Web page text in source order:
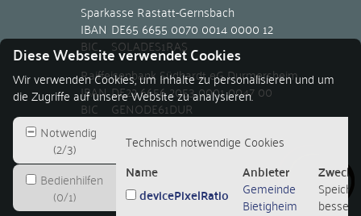
Sparkasse Rastatt-Gernsbach
IBAN DE65 6655 0070 0014 0000 12
BIC
SOLADES1RAS
Raiffeisenbank Südhardt eG Durmersheim
IBANDE22 6656 2053 0001 0047 00
BIC
GENODE61DUR
Diese Webseite verwendet Cookies
Wir verwenden Cookies, um Inhalte zu personalisieren und um
die Zugriffe auf unsere Website zu analysieren.
Notwendig
(2/3)
Bedienhilfen
(0/1)
Technisch notwendige Cookies
Name Anbieter
Zweck
devicePixelRatio
Gemeinde
Bietigheim